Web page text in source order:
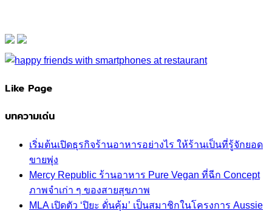
Like Page
บทความเด่น
เริ่มต้นเปิดธุรกิจร้านอาหารอย่างไร ให้ร้านเป็นที่รู้จักยอด
ขายพุ่ง
Mercy Republic ร้านอาหาร Pure Vegan ที่ฉีก Concept
ภาพจำเก่า ๆ ของสายสุขภาพ
MLA เปิดตัว ‘ปิยะ ดั่นคุ้ม’ เป็นสมาชิกในโครงการ Aussie